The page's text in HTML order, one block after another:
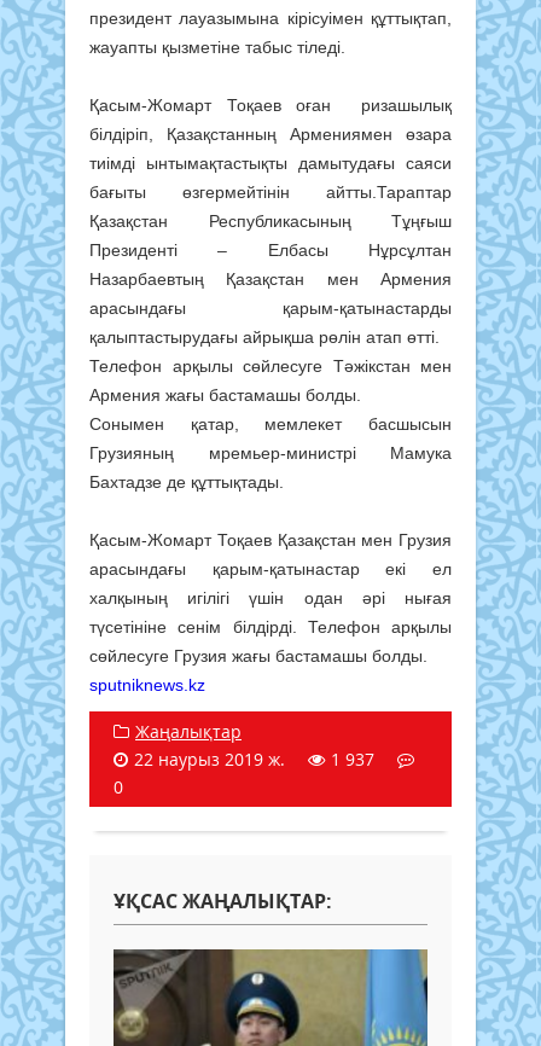
президент лауазымына кірісуімен құттықтап,
жауапты қызметіне табыс тіледі.
Қасым-Жомарт Тоқаев оған ризашылық
білдіріп, Қазақстанның Армениямен өзара
тиімді ынтымақтастықты дамытудағы саяси
бағыты өзгермейтінін айтты.Тараптар
Қазақстан Республикасының Тұңғыш
Президенті – Елбасы Нұрсұлтан
Назарбаевтың Қазақстан мен Армения
арасындағы қарым-қатынастарды
қалыптастырудағы айрықша рөлін атап өтті.
Телефон арқылы сөйлесуге Тәжікстан мен
Армения жағы бастамашы болды.
Сонымен қатар, мемлекет басшысын
Грузияның мремьер-министрі Мамука
Бахтадзе де құттықтады.
Қасым-Жомарт Тоқаев Қазақстан мен Грузия
арасындағы қарым-қатынастар екі ел
халқының игілігі үшін одан әрі нығая
түсетініне сенім білдірді. Телефон арқылы
сөйлесуге Грузия жағы бастамашы болды.
sputniknews.kz
Жаңалықтар
22 наурыз 2019 ж.
1 937
0
ҰҚСАС ЖАҢАЛЫҚТАР: